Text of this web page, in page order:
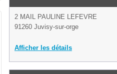
2 MAIL PAULINE LEFEVRE
91260 Juvisy-sur-orge
Afficher les détails